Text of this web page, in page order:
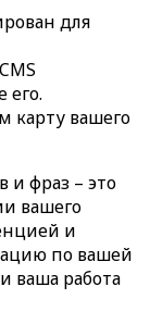
для
его.
карту вашего
и фраз – это
вашего
и
по вашей
ваша работа